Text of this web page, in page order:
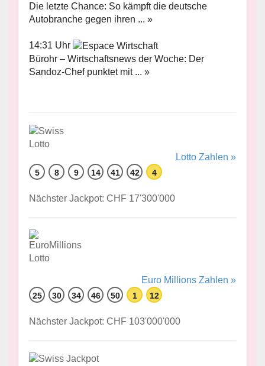
Die letzte Chance: So kämpft die deutsche
Autobranche gegen ihren ... »
14:31 Uhr
Bürohr – Wirtschaftsnews der Woche: Der
Sandoz-Chef punktet mit ... »
Lotto Zahlen »
5 8 9 14 41 42 4
Nächster Jackpot: CHF 17'300'000
Euro Millions Zahlen »
25 30 34 46 50 1 12
Nächster Jackpot: CHF 103'000'000